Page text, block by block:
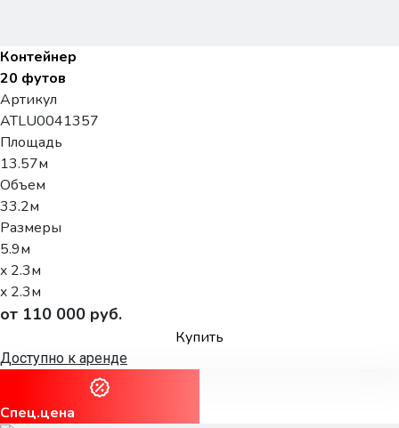
Контейнер
20 футов
Артикул
ATLU0041357
Площадь
13.57м
Объем
33.2м
Размеры
5.9м
x 2.3м
x 2.3м
от 110 000 руб.
Купить
Доступно к аренде
Спец.цена